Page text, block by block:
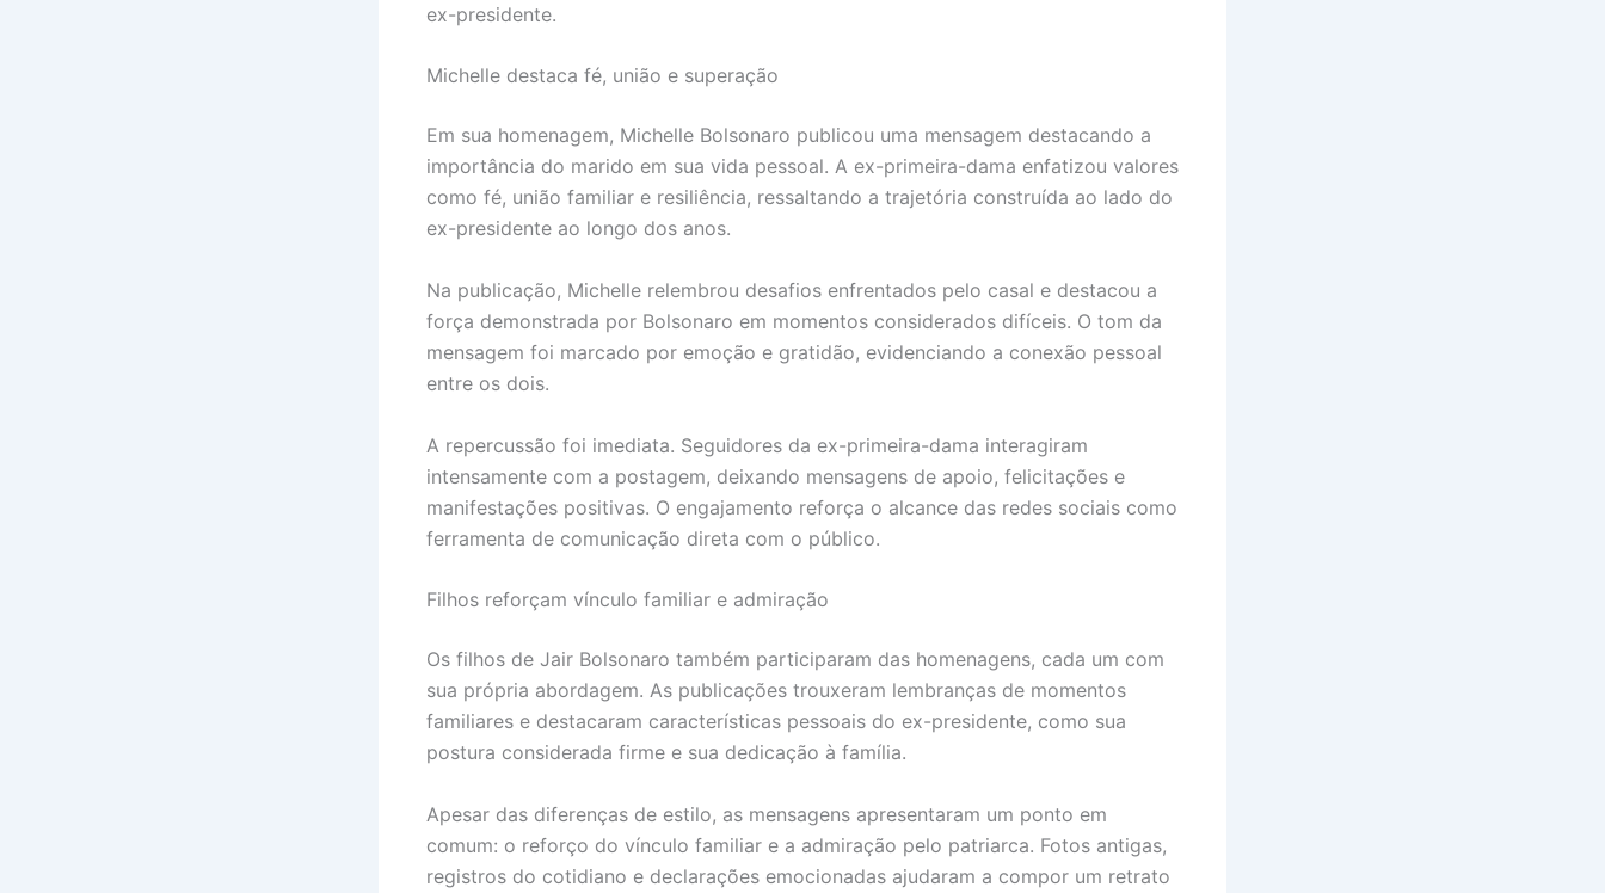
ex-presidente.
Michelle destaca fé, união e superação
Em sua homenagem, Michelle Bolsonaro publicou uma mensagem destacando a
importância do marido em sua vida pessoal. A ex-primeira-dama enfatizou valores
como fé, união familiar e resiliência, ressaltando a trajetória construída ao lado do
ex-presidente ao longo dos anos.
Na publicação, Michelle relembrou desafios enfrentados pelo casal e destacou a
força demonstrada por Bolsonaro em momentos considerados difíceis. O tom da
mensagem foi marcado por emoção e gratidão, evidenciando a conexão pessoal
entre os dois.
A repercussão foi imediata. Seguidores da ex-primeira-dama interagiram
intensamente com a postagem, deixando mensagens de apoio, felicitações e
manifestações positivas. O engajamento reforça o alcance das redes sociais como
ferramenta de comunicação direta com o público.
Filhos reforçam vínculo familiar e admiração
Os filhos de Jair Bolsonaro também participaram das homenagens, cada um com
sua própria abordagem. As publicações trouxeram lembranças de momentos
familiares e destacaram características pessoais do ex-presidente, como sua
postura considerada firme e sua dedicação à família.
Apesar das diferenças de estilo, as mensagens apresentaram um ponto em
comum: o reforço do vínculo familiar e a admiração pelo patriarca. Fotos antigas,
registros do cotidiano e declarações emocionadas ajudaram a compor um retrato